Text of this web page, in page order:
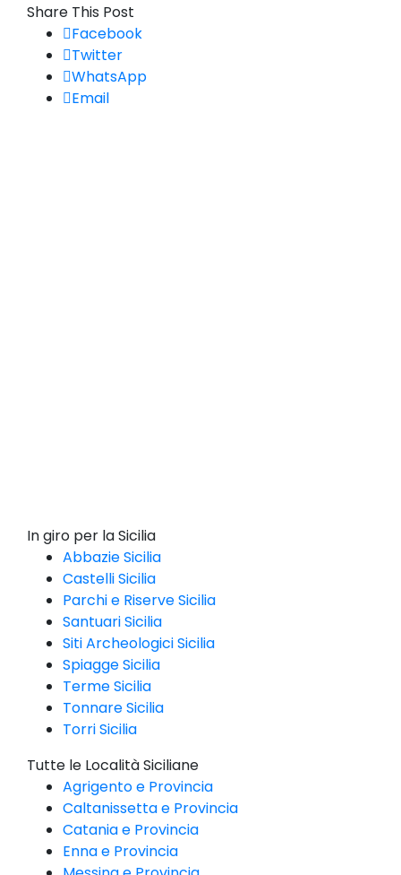
Share This Post
Facebook
Twitter
WhatsApp
Email
In giro per la Sicilia
Abbazie Sicilia
Castelli Sicilia
Parchi e Riserve Sicilia
Santuari Sicilia
Siti Archeologici Sicilia
Spiagge Sicilia
Terme Sicilia
Tonnare Sicilia
Torri Sicilia
Tutte le Località Siciliane
Agrigento e Provincia
Caltanissetta e Provincia
Catania e Provincia
Enna e Provincia